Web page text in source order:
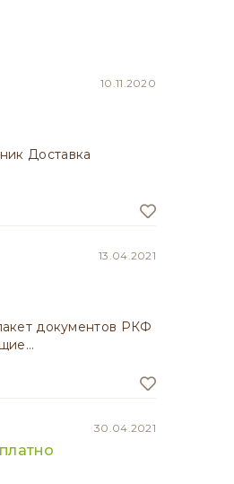
10.11.2020
Доставка
13.04.2021
документов РКФ
30.04.2021